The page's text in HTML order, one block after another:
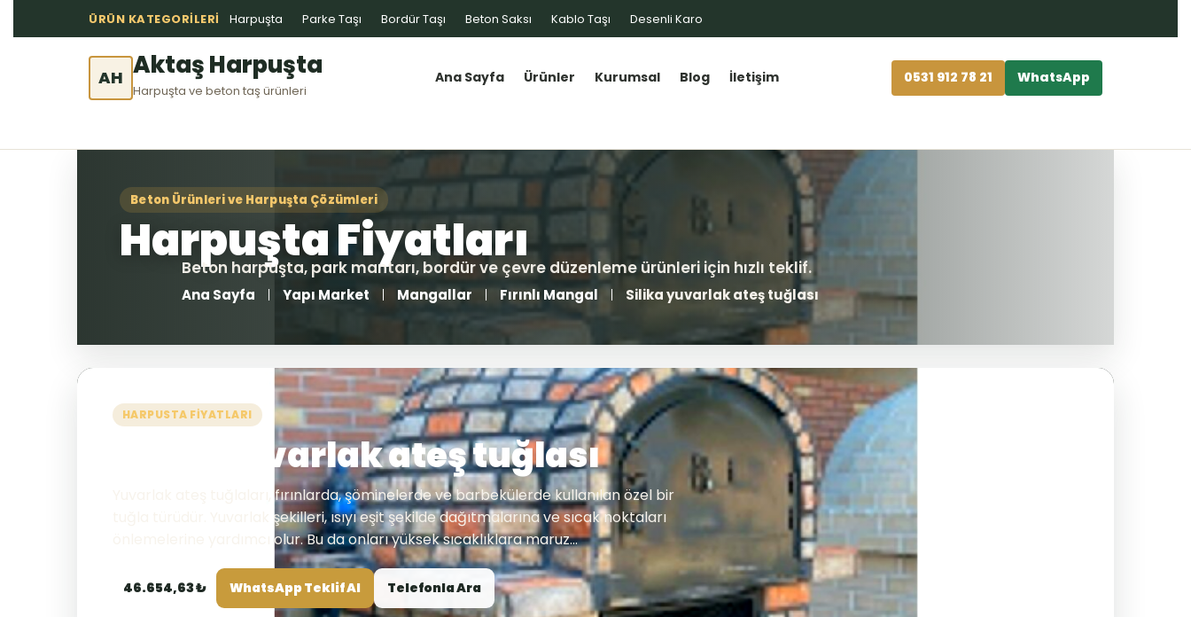
ÜRÜN KATEGORILERI Harpuşta Parke Taşı Bordür Taşı Beton Saksı Kablo Taşı Desenli Karo
AH Aktaş Harpuşta
Harpuşta ve beton taş ürünleri
Ana Sayfa Ürünler Kurumsal Blog İletişim 0531 912 78 21 WhatsApp
Ana Sayfa Yapı Market Mangallar Fırınlı Mangal Silika yuvarlak ateş tuğlası
HARPUSTA FIYATLARI
Silika yuvarlak ateş tuğlası
Yuvarlak ateş tuğlaları, fırınlarda, şöminelerde ve barbekülerde kullanılan özel bir
tuğla türüdür. Yuvarlak şekilleri, ısıyı eşit şekilde dağıtmalarına ve sıcak noktaları
önlemelerine yardımcı olur. Bu da onları yüksek sıcaklıklara maruz...
46.654,63 ₺ WhatsApp Teklif Al Telefonla Ara